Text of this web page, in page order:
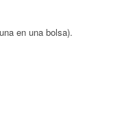
en una bolsa).